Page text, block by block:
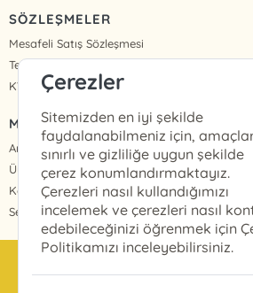
SÖZLEŞMELER
Mesafeli Satış Sözleşmesi
Teslimat ve İade
KVKK Politikası ve Aydınlatma Metinleri
MENÜ
Anasayfa
Üye Girişi
Kayıt Ol
Sepetim
Çerezler
Sitemizden en iyi şekilde
faydalanabilmeniz için,
sınırlı ve gizliliğe uygun şekilde
çerez konumlandırmaktayız.
Çerezleri nasıl kullandığımızı
incelemek ve çerezleri nasıl
edebileceğinizi öğrenmek için
Politikamızı inceleyebilirsiniz.